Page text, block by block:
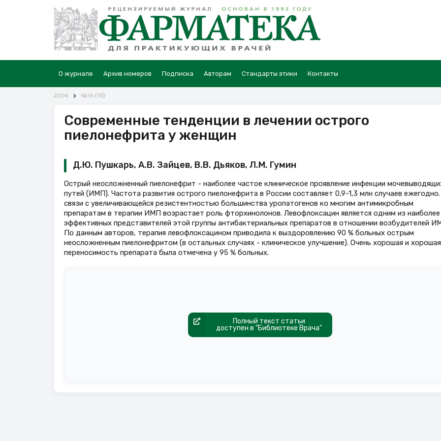
О журнале Архив номеров Подписка Авторам Стандарты этики Контакты
2004 №16 (93)
Современные тенденции в лечении острого
пиелонефрита у женщин
Д.Ю. Пушкарь, А.В. Зайцев, В.В. Дьяков, Л.М. Гумин
Острый неосложненный пиелонефрит - наиболее частое клиническое проявление инфекции
путей (ИМП). Частота развития острого пиелонефрита в России составляет 0,9-1,3 млн случаев
связи с увеличивающейся резистентностью большинства уропатогенов ко многим антимикробным
препаратам в терапии ИМП возрастает роль фторхинолонов. Левофлоксацин является одним из наиболее
эффективных представителей этой группы антибактериальных препаратов в отношении возбудителей
По данным авторов, терапия левофлоксацином приводила к выздоровлению 90 % больных острым
неосложненным пиелонефритом (в остальных случаях - клиническое улучшение). Очень хорошая и хорошая
переносимость препарата была отмечена у 95 % больных.
Полный текст статьи
доступен в "Библиотеке Врача"